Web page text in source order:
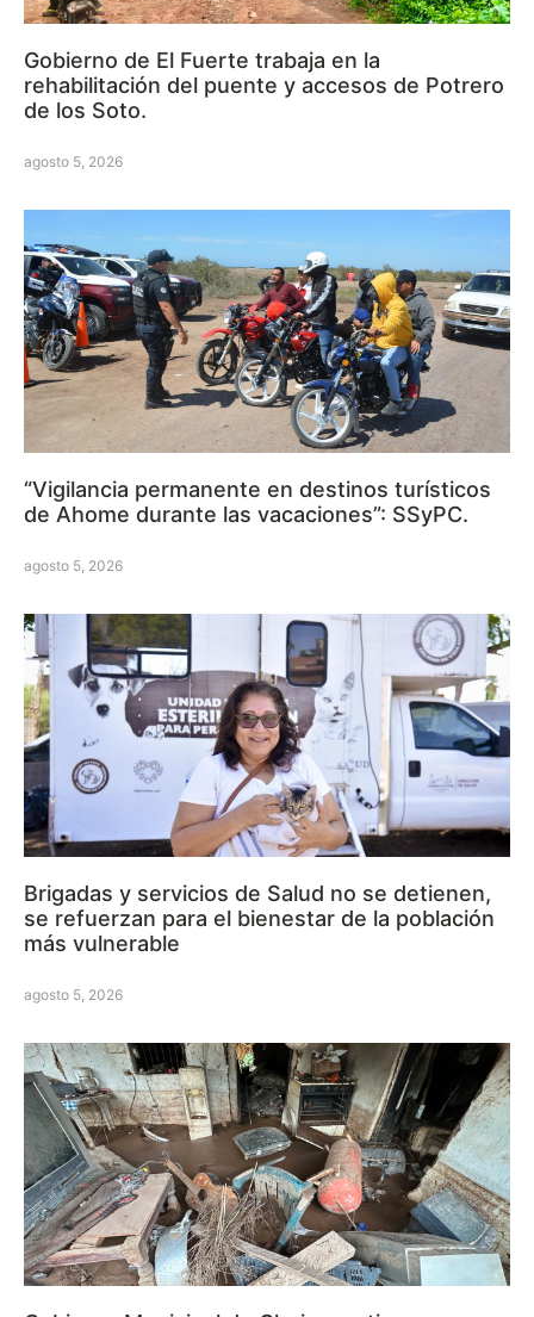
Gobierno de El Fuerte trabaja en la
rehabilitación del puente y accesos de Potrero
de los Soto.
agosto 5, 2026
“Vigilancia permanente en destinos turísticos
de Ahome durante las vacaciones”: SSyPC.
agosto 5, 2026
Brigadas y servicios de Salud no se detienen,
se refuerzan para el bienestar de la población
más vulnerable
agosto 5, 2026